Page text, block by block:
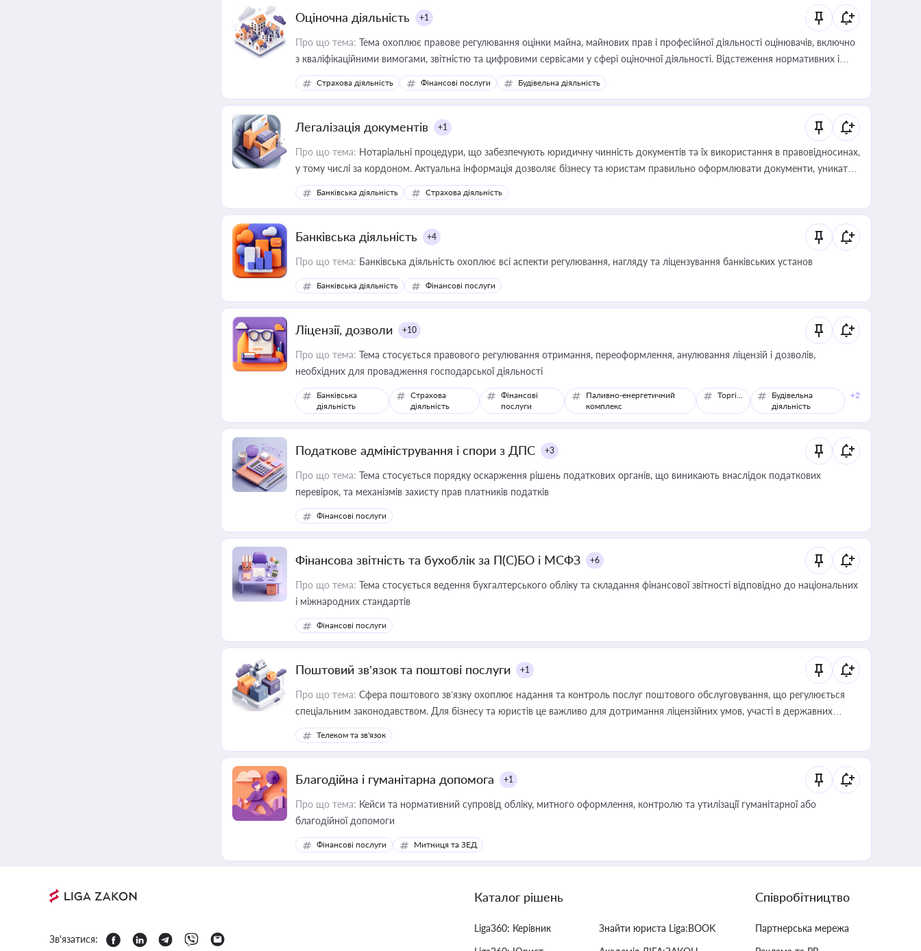
Оціночна діяльність +1
Про що тема: Тема охоплює правове регулювання оцінки майна, майнових прав і професійної діяльності оцінювачів, включно
з кваліфікаційними вимогами, звітністю та цифровими сервісами у сфері оціночної діяльності. Відстеження нормативних і
медійних змін у цій сфері корисне для власника бізнесу, керівника, юриста або бухгалтера під час оподаткування,
приватизації, оренди державного майна, корпоративних угод і перевірки статусу суб'єктів оціночної діяльності
Страхова діяльність Фінансові послуги Будівельна діяльність
Легалізація документів +1
Про що тема: Нотаріальні процедури, що забезпечують юридичну чинність документів та їх використання в правовідносинах,
у тому числі за кордоном. Актуальна інформація дозволяє бізнесу та юристам правильно оформлювати документи, уникати
ризиків недійсності та забезпечувати їх належне прийняття органами влади та контрагентами
Банківська діяльність Страхова діяльність
Банківська діяльність +4
Про що тема: Банківська діяльність охоплює всі аспекти регулювання, нагляду та ліцензування банківських установ
Банківська діяльність Фінансові послуги
Ліцензії, дозволи +10
Про що тема: Тема стосується правового регулювання отримання, переоформлення, анулювання ліцензій і дозволів,
необхідних для провадження господарської діяльності
Банківська
діяльність
Страхова
діяльність
Фінансові
послуги
Паливно-енергетичний
комплекс
Торгівля
Будівельна
діяльність
+2
Податкове адміністрування і спори з ДПС +3
Про що тема: Тема стосується порядку оскарження рішень податкових органів, що виникають внаслідок податкових
перевірок, та механізмів захисту прав платників податків
Фінансові послуги
Фінансова звітність та бухоблік за П(С)БО і МСФЗ +6
Про що тема: Тема стосується ведення бухгалтерського обліку та складання фінансової звітності відповідно до національних
і міжнародних стандартів
Фінансові послуги
Поштовий зв’язок та поштові послуги +1
Про що тема: Сфера поштового зв’язку охоплює надання та контроль послуг поштового обслуговування, що регулюється
спеціальним законодавством. Для бізнесу та юристів це важливо для дотримання ліцензійних умов, участі в державних
реєстрах і забезпечення прав споживачів.
Телеком та зв'язок
Благодійна і гуманітарна допомога +1
Про що тема: Кейси та нормативний супровід обліку, митного оформлення, контролю та утилізації гуманітарної або
благодійної допомоги
Фінансові послуги Митниця та ЗЕД
Зв'язатися:
Каталог рішень
Liga360: Керівник
Знайти юриста Liga:BOOK
Співробітництво
Партнерська мережа